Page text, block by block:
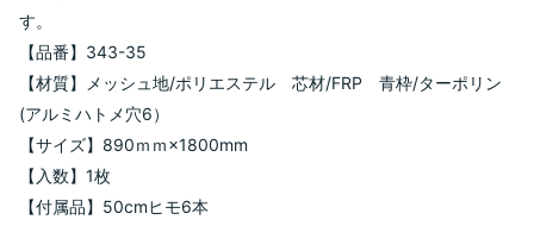
す。
【品番】343-35
【材質】メッシュ地/ポリエステル 芯材/FRP 青枠/ターポリン
(アルミハトメ穴6）
【サイズ】890ｍｍ×1800mm
【入数】1枚
【付属品】50cmヒモ6本